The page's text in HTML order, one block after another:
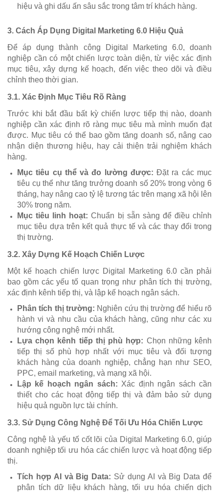
hiệu và ghi dấu ấn sâu sắc trong tâm trí khách hàng.
3. Cách Áp Dụng Digital Marketing 6.0 Hiệu Quả
Để áp dụng thành công Digital Marketing 6.0, doanh
nghiệp cần có một chiến lược toàn diện, từ việc xác định
mục tiêu, xây dựng kế hoạch, đến việc theo dõi và điều
chỉnh theo thời gian.
3.1. Xác Định Mục Tiêu Rõ Ràng
Trước khi bắt đầu bất kỳ chiến lược tiếp thị nào, doanh
nghiệp cần xác định rõ ràng mục tiêu mà mình muốn đạt
được. Mục tiêu có thể bao gồm tăng doanh số, nâng cao
nhận diện thương hiệu, hay cải thiện trải nghiệm khách
hàng.
Mục tiêu cụ thể và đo lường được: Đặt ra các mục
tiêu cụ thể như tăng trưởng doanh số 20% trong vòng 6
tháng, hay nâng cao tỷ lệ tương tác trên mạng xã hội lên
30% trong năm.
Mục tiêu linh hoạt: Chuẩn bị sẵn sàng để điều chỉnh
mục tiêu dựa trên kết quả thực tế và các thay đổi trong
thị trường.
3.2. Xây Dựng Kế Hoạch Chiến Lược
Một kế hoạch chiến lược Digital Marketing 6.0 cần phải
bao gồm các yếu tố quan trọng như phân tích thị trường,
xác định kênh tiếp thị, và lập kế hoạch ngân sách.
Phân tích thị trường: Nghiên cứu thị trường để hiểu rõ
hành vi và nhu cầu của khách hàng, cũng như các xu
hướng công nghệ mới nhất.
Lựa chọn kênh tiếp thị phù hợp: Chọn những kênh
tiếp thị số phù hợp nhất với mục tiêu và đối tượng
khách hàng của doanh nghiệp, chẳng hạn như SEO,
PPC, email marketing, và mạng xã hội.
Lập kế hoạch ngân sách: Xác định ngân sách cần
thiết cho các hoạt động tiếp thị và đảm bảo sử dụng
hiệu quả nguồn lực tài chính.
3.3. Sử Dụng Công Nghệ Để Tối Ưu Hóa Chiến Lược
Công nghệ là yếu tố cốt lõi của Digital Marketing 6.0, giúp
doanh nghiệp tối ưu hóa các chiến lược và hoạt động tiếp
thị.
Tích hợp AI và Big Data: Sử dụng AI và Big Data để
phân tích dữ liệu khách hàng, tối ưu hóa chiến dịch